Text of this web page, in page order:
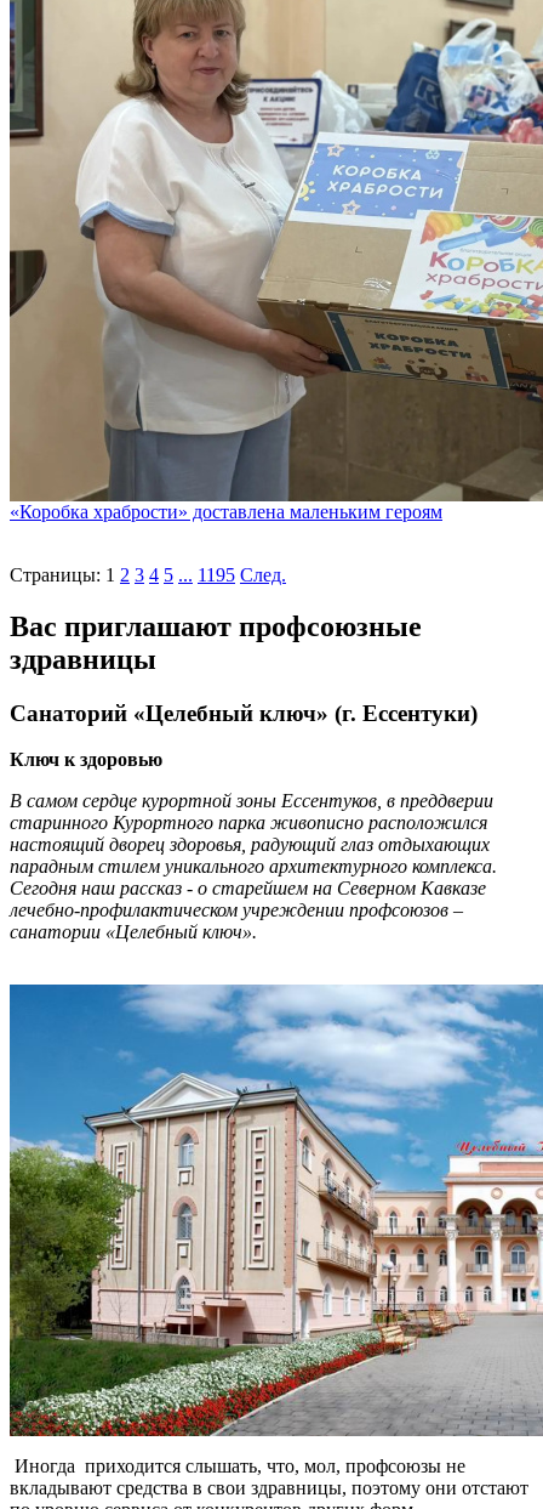
«Коробка храбрости» доставлена маленьким героям
Страницы: 1 2 3 4 5 ... 1195 След.
Вас приглашают профсоюзные
здравницы
Санаторий «Целебный ключ» (г. Ессентуки)
Ключ к здоровью
В самом сердце курортной зоны Ессентуков, в преддверии
старинного Курортного парка живописно расположился
настоящий дворец здоровья, радующий глаз отдыхающих
парадным стилем уникального архитектурного комплекса.
Сегодня наш рассказ - о старейшем на Северном Кавказе
лечебно-профилактическом учреждении профсоюзов –
санатории «Целебный ключ».
Иногда приходится слышать, что, мол, профсоюзы не
вкладывают средства в свои здравницы, поэтому они отстают